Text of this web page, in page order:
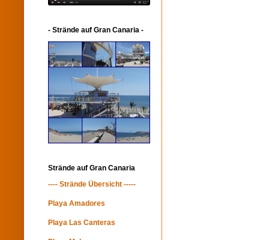
- Strände auf Gran Canaria -
Strände auf Gran Canaria
---- Strände Übersicht -----
Playa Amadores
Playa Las Canteras